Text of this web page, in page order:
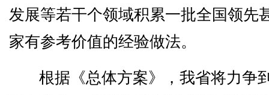
发展等若干个领域积累一批全国领先
家有参考价值的经验做法。
根据《总体方案》，我省将力争